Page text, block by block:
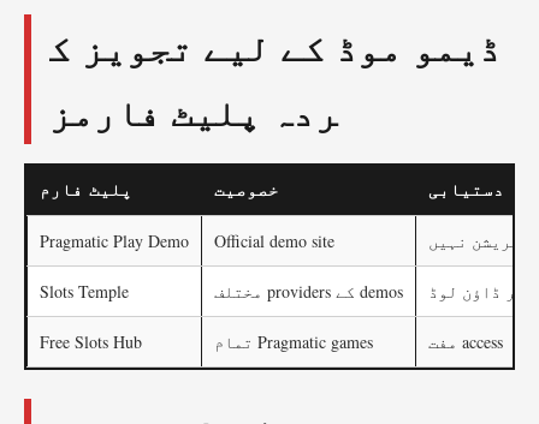
ڈیمو موڈ کے لیے تجویز ک
ردہ پلیٹ فارمز
پلیٹ فارم خصوصیت دستیابی
Pragmatic Play Demo Official demo site نہیں
Slots Temple مختلف providers کے demos ڈاؤن لوڈ
Free Slots Hub تمام Pragmatic games مفت access